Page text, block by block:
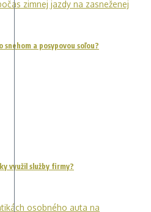
a posypovou soľou?
využil služby firmy?